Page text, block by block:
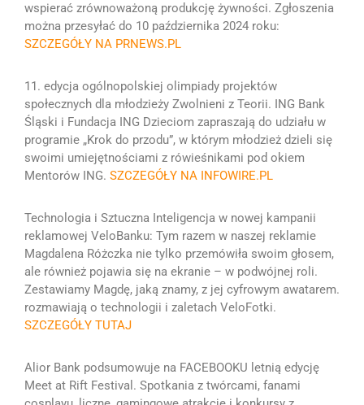
wspierać zrównoważoną produkcję żywności. Zgłoszenia
można przesyłać do 10 października 2024 roku:
SZCZEGÓŁY NA PRNEWS.PL
11. edycja ogólnopolskiej olimpiady projektów
społecznych dla młodzieży Zwolnieni z Teorii. ING Bank
Śląski i Fundacja ING Dzieciom zapraszają do udziału w
programie „Krok do przodu”, w którym młodzież dzieli się
swoimi umiejętnościami z rówieśnikami pod okiem
Mentorów ING. SZCZEGÓŁY NA INFOWIRE.PL
Technologia i Sztuczna Inteligencja w nowej kampanii
reklamowej VeloBanku: Tym razem w naszej reklamie
Magdalena Różczka nie tylko przemówiła swoim głosem,
ale również pojawia się na ekranie – w podwójnej roli.
Zestawiamy Magdę, jaką znamy, z jej cyfrowym awatarem.
rozmawiają o technologii i zaletach VeloFotki.
SZCZEGÓŁY TUTAJ
Alior Bank podsumowuje na FACEBOOKU letnią edycję
Meet at Rift Festival. Spotkania z twórcami, fanami